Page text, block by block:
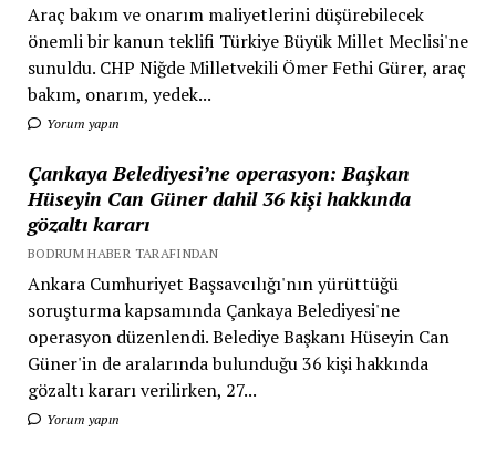
Araç bakım ve onarım maliyetlerini düşürebilecek
önemli bir kanun teklifi Türkiye Büyük Millet Meclisi'ne
sunuldu. CHP Niğde Milletvekili Ömer Fethi Gürer, araç
bakım, onarım, yedek...
Yorum yapın
Çankaya Belediyesi’ne operasyon: Başkan
Hüseyin Can Güner dahil 36 kişi hakkında
gözaltı kararı
BODRUM HABER TARAFINDAN
Ankara Cumhuriyet Başsavcılığı'nın yürüttüğü
soruşturma kapsamında Çankaya Belediyesi'ne
operasyon düzenlendi. Belediye Başkanı Hüseyin Can
Güner'in de aralarında bulunduğu 36 kişi hakkında
gözaltı kararı verilirken, 27...
Yorum yapın